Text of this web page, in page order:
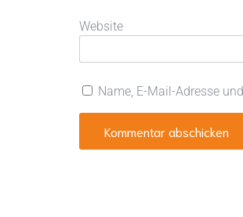
Website
Name, E-Mail-Adresse